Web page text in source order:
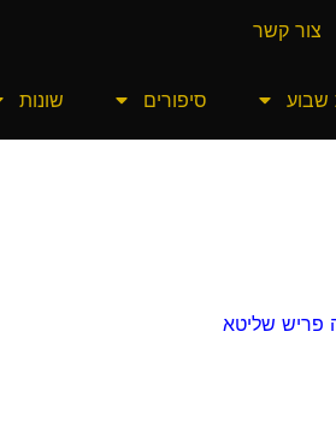
צור קשר
סיפורים שונות
פריש שליטא